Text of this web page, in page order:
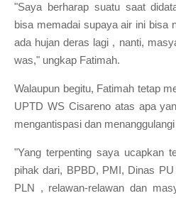
"Saya berharap suatu saat
bisa memadai supaya air ini bisa
ada hujan deras lagi , nanti,
was," ungkap Fatimah.
Walaupun begitu, Fatimah tetap
UPTD WS Cisareno atas apa
mengantispasi dan
"Yang terpenting saya ucapkan
pihak dari, BPBD, PMI, Dinas
PLN , relawan-relawan dan